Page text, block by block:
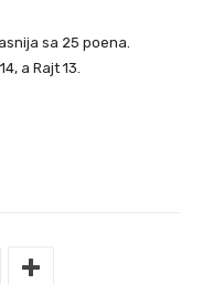
sa 25 poena.
a Rajt 13.